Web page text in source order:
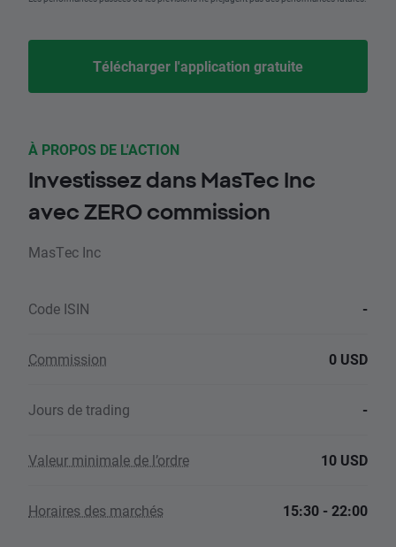
Télécharger l'application gratuite
À PROPOS DE L'ACTION
Investissez dans MasTec Inc
avec ZERO commission
MasTec Inc
Code ISIN -
Commission 0 USD
Jours de trading -
Valeur minimale de l’ordre 10 USD
Horaires des marchés 15:30 - 22:00